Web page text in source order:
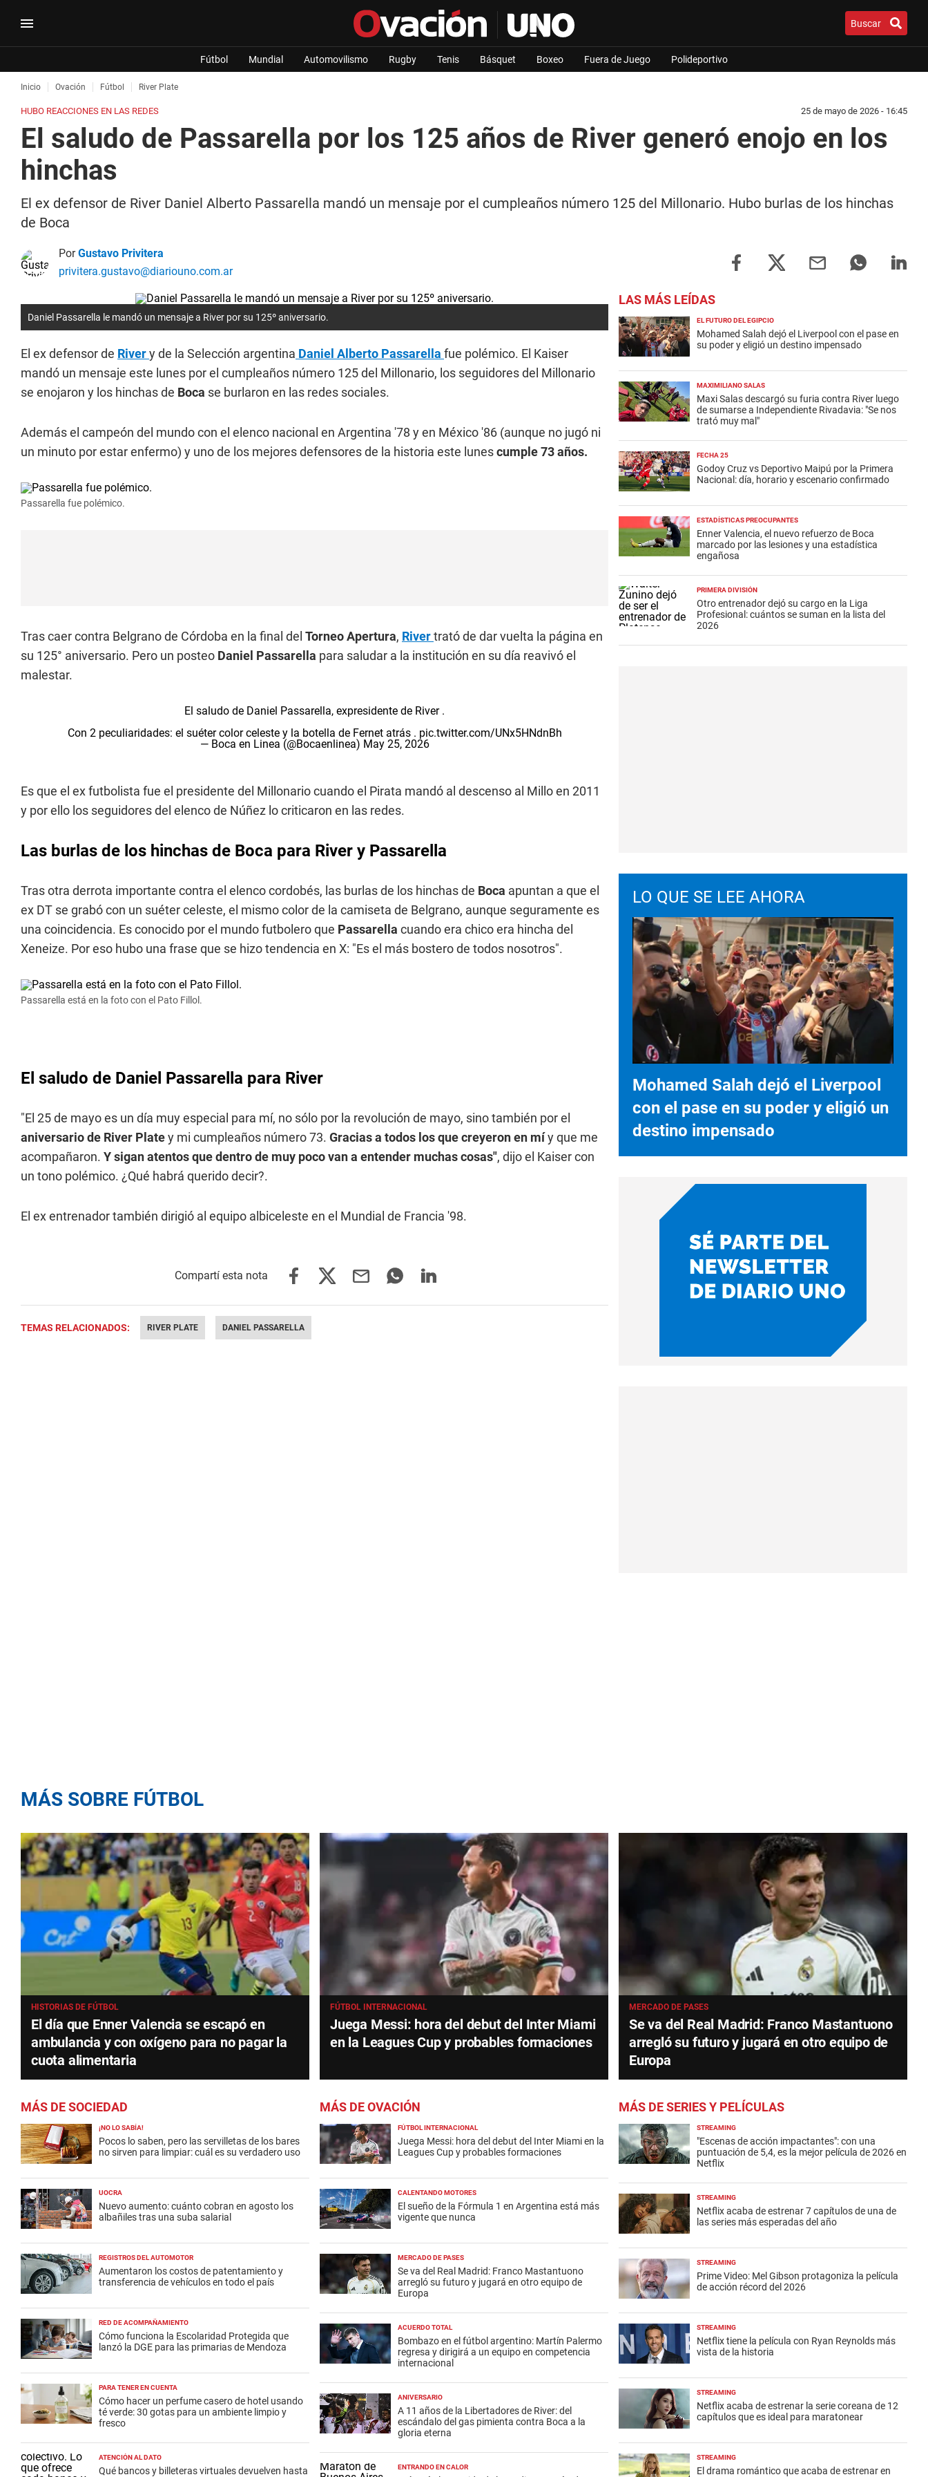
Buscar
Fútbol Mundial Automovilismo Rugby Tenis Básquet Boxeo Fuera de Juego Polideportivo
Inicio Ovación Fútbol River Plate
HUBO REACCIONES EN LAS REDES 25 de mayo de 2026 - 16:45
El saludo de Passarella por los 125 años de River generó enojo en los
hinchas
El ex defensor de River Daniel Alberto Passarella mandó un mensaje por el cumpleaños número 125 del Millonario. Hubo burlas de los hinchas
de Boca
PorGustavo Privitera
privitera.gustavo@diariouno.com.ar
Daniel Passarella le mandó un mensaje a River por su 125º aniversario.
El ex defensor de Rivery de la Selección argentina Daniel Alberto Passarella fue polémico. El Kaiser
mandó un mensaje este lunes por el cumpleaños número 125 del Millonario, los seguidores del Millonario
se enojaron y los hinchas de Boca se burlaron en las redes sociales.
Además el campeón del mundo con el elenco nacional en Argentina '78 y en México '86 (aunque no jugó ni
un minuto por estar enfermo) y uno de los mejores defensores de la historia este lunescumple 73 años.
Passarella fue polémico.
Tras caer contra Belgrano de Córdoba en la final del Torneo Apertura, Rivertrató de dar vuelta la página en
su 125° aniversario. Pero un posteo Daniel Passarella para saludar a la institución en su día reavivó el
malestar.
El saludo de Daniel Passarella, expresidente de River .
Con 2 peculiaridades: el suéter color celeste y la botella de Fernet atrás . pic.twitter.com/UNx5HNdnBh
— Boca en Linea (@Bocaenlinea) May 25, 2026
Es que el ex futbolista fue el presidente del Millonario cuando el Pirata mandó al descenso al Millo en 2011
y por ello los seguidores del elenco de Núñez lo criticaron en las redes.
Las burlas de los hinchas de Boca para River y Passarella
Tras otra derrota importante contra el elenco cordobés, las burlas de los hinchas de Boca apuntan a que el
ex DT se grabó con un suéter celeste, el mismo color de la camiseta de Belgrano, aunque seguramente es
una coincidencia. Es conocido por el mundo futbolero que Passarella cuando era chico era hincha del
Xeneize. Por eso hubo una frase que se hizo tendencia en X: "Es el más bostero de todos nosotros".
Passarella está en la foto con el Pato Fillol.
El saludo de Daniel Passarella para River
"El 25 de mayo es un día muy especial para mí, no sólo por la revolución de mayo, sino también por el
aniversario de River Platey mi cumpleaños número 73. Gracias a todos los que creyeron en míy que me
acompañaron. Y sigan atentos que dentro de muy poco van a entender muchas cosas", dijo el Kaiser con
un tono polémico. ¿Qué habrá querido decir?.
El ex entrenador también dirigió al equipo albiceleste en el Mundial de Francia '98.
TEMAS RELACIONADOS: RIVER PLATE DANIEL PASSARELLA
LAS MÁS LEÍDAS
EL FUTURO DEL EGIPCIO
Mohamed Salah dejó el Liverpool con el pase en
su poder y eligió un destino impensado
MAXIMILIANO SALAS
Maxi Salas descargó su furia contra River luego
de sumarse a Independiente Rivadavia: "Se nos
trató muy mal"
FECHA 25
Godoy Cruz vs Deportivo Maipú por la Primera
Nacional: día, horario y escenario confirmado
ESTADÍSTICAS PREOCUPANTES
Enner Valencia, el nuevo refuerzo de Boca
marcado por las lesiones y una estadística
engañosa
PRIMERA DIVISIÓN
Otro entrenador dejó su cargo en la Liga
Profesional: cuántos se suman en la lista del
2026
LO QUE SE LEE AHORA
Mohamed Salah dejó el Liverpool
con el pase en su poder y eligió un
destino impensado
MÁS SOBRE FÚTBOL
HISTORIAS DE FÚTBOL
El día que Enner Valencia se escapó en
ambulancia y con oxígeno para no pagar la
cuota alimentaria
FÚTBOL INTERNACIONAL
Juega Messi: hora del debut del Inter Miami
en la Leagues Cup y probables formaciones
MERCADO DE PASES
Se va del Real Madrid: Franco Mastantuono
arregló su futuro y jugará en otro equipo de
Europa
MÁS DE SOCIEDAD
¡NO LO SABÍA!
Pocos lo saben, pero las servilletas de los bares
no sirven para limpiar: cuál es su verdadero uso
UOCRA
Nuevo aumento: cuánto cobran en agosto los
albañiles tras una suba salarial
REGISTROS DEL AUTOMOTOR
Aumentaron los costos de patentamiento y
transferencia de vehículos en todo el país
RED DE ACOMPAÑAMIENTO
Cómo funciona la Escolaridad Protegida que
lanzó la DGE para las primarias de Mendoza
PARA TENER EN CUENTA
Cómo hacer un perfume casero de hotel usando
té verde: 30 gotas para un ambiente limpio y
fresco
ATENCIÓN AL DATO
Qué bancos y billeteras virtuales devuelven hasta
MÁS DE OVACIÓN
FÚTBOL INTERNACIONAL
Juega Messi: hora del debut del Inter Miami en la
Leagues Cup y probables formaciones
CALENTANDO MOTORES
El sueño de la Fórmula 1 en Argentina está más
vigente que nunca
MERCADO DE PASES
Se va del Real Madrid: Franco Mastantuono
arregló su futuro y jugará en otro equipo de
Europa
ACUERDO TOTAL
Bombazo en el fútbol argentino: Martín Palermo
regresa y dirigirá a un equipo en competencia
internacional
ANIVERSARIO
A 11 años de la Libertadores de River: del
escándalo del gas pimienta contra Boca a la
gloria eterna
ENTRANDO EN CALOR
MÁS DE SERIES Y PELÍCULAS
STREAMING
"Escenas de acción impactantes": con una
puntuación de 5,4, es la mejor película de 2026 en
Netflix
STREAMING
Netflix acaba de estrenar 7 capítulos de una de
las series más esperadas del año
STREAMING
Prime Video: Mel Gibson protagoniza la película
de acción récord del 2026
STREAMING
Netflix tiene la película con Ryan Reynolds más
vista de la historia
STREAMING
Netflix acaba de estrenar la serie coreana de 12
capítulos que es ideal para maratonear
STREAMING
El drama romántico que acaba de estrenar en